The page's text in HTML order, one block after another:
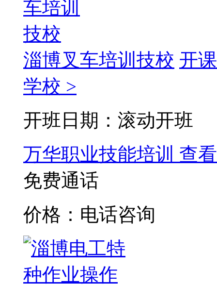
淄博叉车培训技校 开
学校 >
开班日期：滚动开班
万华职业技能培训 查
免费通话
价格：电话咨询